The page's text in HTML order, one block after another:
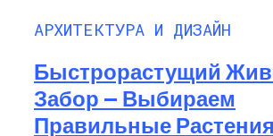
АРХИТЕКТУРА И ДИЗАЙН
Быстрорастущий
Забор — Выбираем
Правильные Растения